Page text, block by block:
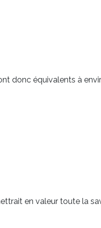
donc équivalents à
en valeur toute la